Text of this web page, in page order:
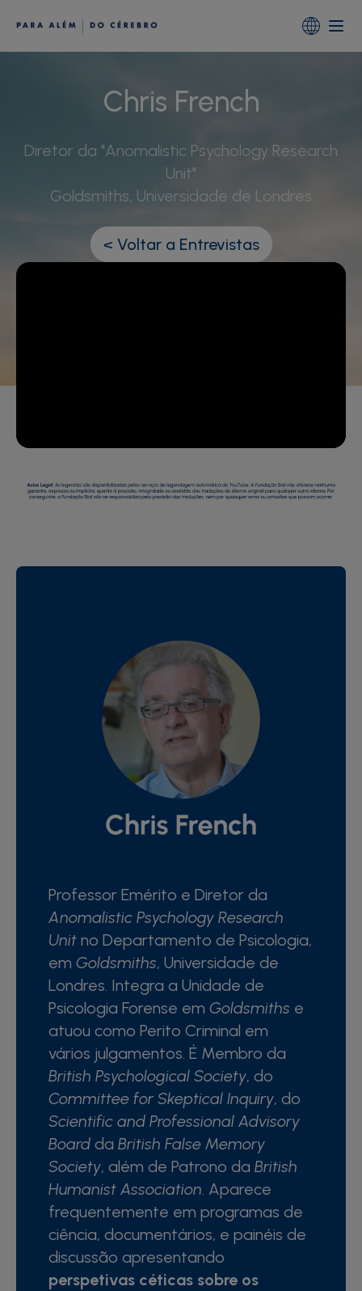
Portugal
Global (English)
Chris French
Diretor da "Anomalistic Psychology Research
Unit"
Goldsmiths, Universidade de Londres
< Voltar a Entrevistas
Professor Emérito e Diretor da
Anomalistic Psychology Research
Unit no Departamento de Psicologia,
em Goldsmiths, Universidade de
Londres. Integra a Unidade de
Psicologia Forense em Goldsmiths e
atuou como Perito Criminal em
vários julgamentos. É Membro da
British Psychological Society, do
Committee for Skeptical Inquiry, do
Scientific and Professional Advisory
Board da British False Memory
Society, além de Patrono da British
Humanist Association. Aparece
frequentemente em programas de
ciência, documentários, e painéis de
discussão apresentando
perspetivas céticas sobre os